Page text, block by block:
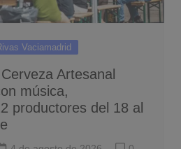
Vaciamadrid
Artesanal
música,
productores del 18 al